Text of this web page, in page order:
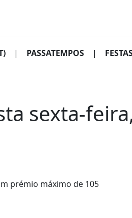
| PASSATEMPOS |
sexta-
prémio máximo de 105